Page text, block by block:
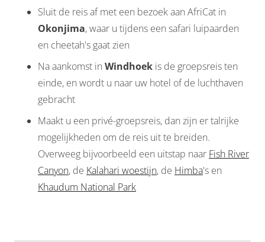
Sluit de reis af met een bezoek aan AfriCat in
Okonjima, waar u tijdens een safari luipaarden
en cheetah's gaat zien
Na aankomst in Windhoek is de groepsreis ten
einde, en wordt u naar uw hotel of de luchthaven
gebracht
Maakt u een privé-groepsreis, dan zijn er talrijke
mogelijkheden om de reis uit te breiden.
Overweeg bijvoorbeeld een uitstap naar Fish River
Canyon, de Kalahari woestijn, de Himba's en
Khaudum National Park